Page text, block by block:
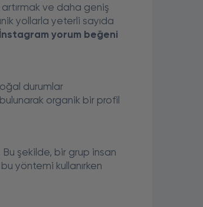
ve daha geniş
yollarla yeterli sayıda
yorum beğeni
durumlar
organik bir profil
şekilde, bir grup insan
yöntemi kullanırken